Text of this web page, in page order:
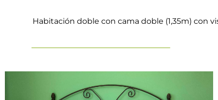
Habitación doble con cama doble (1,35m) con